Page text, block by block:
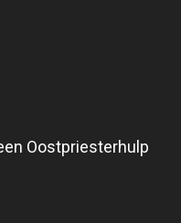
Oostpriesterhulp